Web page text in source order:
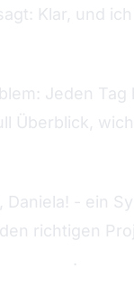
Klar, und
Jeden Tag
Überblick,
- ein
richtigen
.